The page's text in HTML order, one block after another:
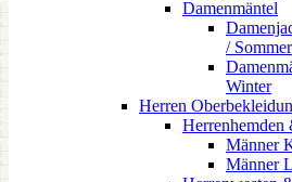
Damenmäntel
/ Sommer
Winter
Herren
Herrenhemden
Männer
Männer